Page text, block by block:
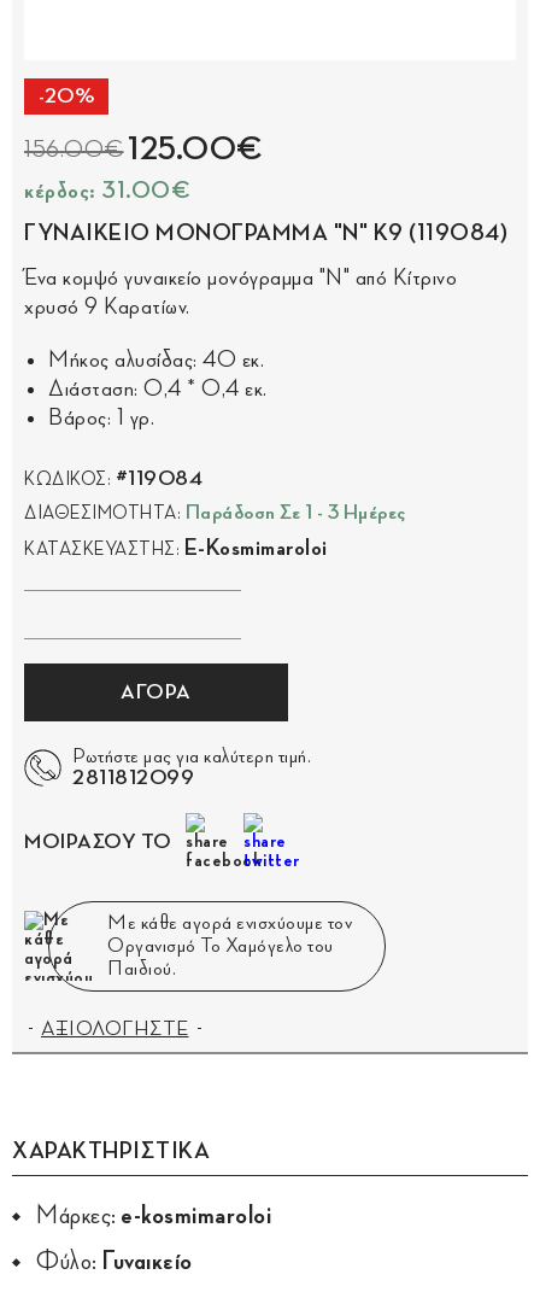
-20%
156.00€ 125.00€
κέρδος: 31.00€
ΓΥΝΑΙΚΕΙΟ ΜΟΝΟΓΡΑΜΜΑ "Ν" Κ9 (119084)
Ένα κομψό γυναικείο μονόγραμμα "Ν" από Κίτρινο
χρυσό 9 Καρατίων.
Μήκος αλυσίδας: 40 εκ.
Διάσταση: 0,4 * 0,4 εκ.
Βάρος: 1 γρ.
ΚΩΔΙΚΟΣ: #119084
ΔΙΑΘΕΣΙΜΟΤΗΤΑ: Παράδοση Σε 1 - 3 Ημέρες
ΚΑΤΑΣΚΕΥΑΣΤΗΣ: E-Kosmimaroloi
ΑΓΟΡΑ
Ρωτήστε μας για καλύτερη τιμή.
2811812099
ΜΟΙΡΑΣΟΥ ΤΟ
Με κάθε αγορά ενισχύουμε τον
Οργανισμό Το Χαμόγελο του
Παιδιού.
ΑΞΙΟΛΟΓΗΣΤΕ
ΧΑΡΑΚΤΗΡΙΣΤΙΚΑ
Μάρκες: e-kosmimaroloi
Φύλο:
Γυναικείο